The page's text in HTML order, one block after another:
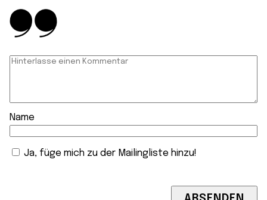
Name
Ja, füge mich zu der Mailingliste hinzu!